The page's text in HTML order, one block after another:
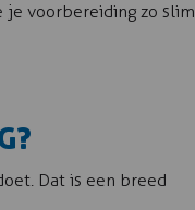
je voorbereiding zo slim
Dat is een breed